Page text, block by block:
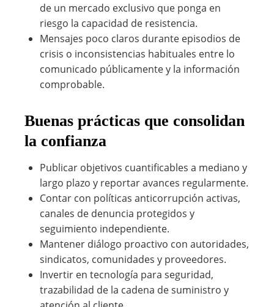
de un mercado exclusivo que ponga en
riesgo la capacidad de resistencia.
Mensajes poco claros durante episodios de
crisis o inconsistencias habituales entre lo
comunicado públicamente y la información
comprobable.
Buenas prácticas que consolidan
la confianza
Publicar objetivos cuantificables a mediano y
largo plazo y reportar avances regularmente.
Contar con políticas anticorrupción activas,
canales de denuncia protegidos y
seguimiento independiente.
Mantener diálogo proactivo con autoridades,
sindicatos, comunidades y proveedores.
Invertir en tecnología para seguridad,
trazabilidad de la cadena de suministro y